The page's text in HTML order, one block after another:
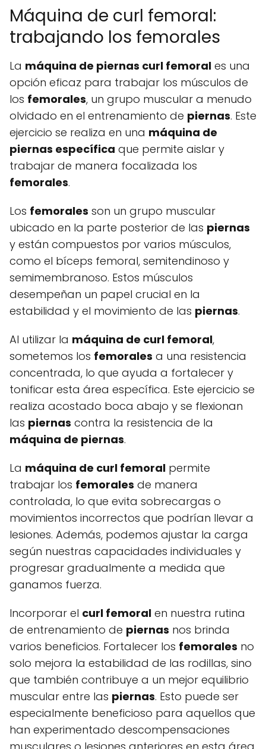
Máquina de curl femoral:
trabajando los femorales
La máquina de piernas curl femoral es una
opción eficaz para trabajar los músculos de
los femorales, un grupo muscular a menudo
olvidado en el entrenamiento de piernas. Este
ejercicio se realiza en una máquina de
piernas específica que permite aislar y
trabajar de manera focalizada los
femorales.
Los femorales son un grupo muscular
ubicado en la parte posterior de las piernas
y están compuestos por varios músculos,
como el bíceps femoral, semitendinoso y
semimembranoso. Estos músculos
desempeñan un papel crucial en la
estabilidad y el movimiento de las piernas.
Al utilizar la máquina de curl femoral,
sometemos los femorales a una resistencia
concentrada, lo que ayuda a fortalecer y
tonificar esta área específica. Este ejercicio se
realiza acostado boca abajo y se flexionan
las piernas contra la resistencia de la
máquina de piernas.
La máquina de curl femoral permite
trabajar los femorales de manera
controlada, lo que evita sobrecargas o
movimientos incorrectos que podrían llevar a
lesiones. Además, podemos ajustar la carga
según nuestras capacidades individuales y
progresar gradualmente a medida que
ganamos fuerza.
Incorporar el curl femoral en nuestra rutina
de entrenamiento de piernas nos brinda
varios beneficios. Fortalecer los femorales no
solo mejora la estabilidad de las rodillas, sino
que también contribuye a un mejor equilibrio
muscular entre las piernas. Esto puede ser
especialmente beneficioso para aquellos que
han experimentado descompensaciones